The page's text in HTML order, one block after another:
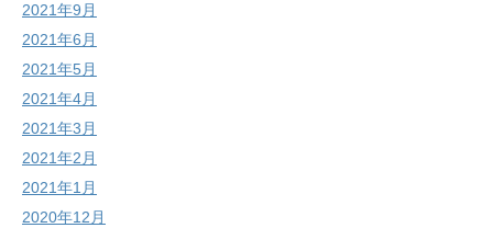
2021年9月
2021年6月
2021年5月
2021年4月
2021年3月
2021年2月
2021年1月
2020年12月